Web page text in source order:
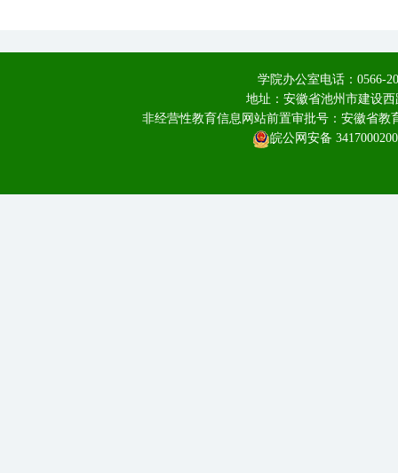
学院办公室电话：0566-
地址：安徽省池州市建设
非经营性教育信息网站前置审批号：安徽省
皖公网安备